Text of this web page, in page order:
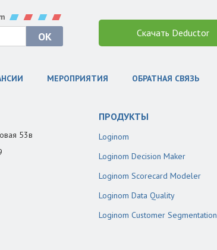
Скачать Deductor
МЕРОПРИЯТИЯ ОБРАТНАЯ СВЯЗЬ
53в
ПРОДУКТЫ
Loginom
Loginom Decision Maker
Loginom Scorecard Modeler
Loginom Data Quality
Loginom Customer Segmentation